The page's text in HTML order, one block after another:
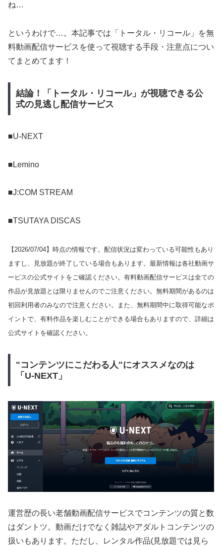
ね…
というわけで…。本記事では「トータル・リコール」を無
料動画配信サービスを使って視聴する手段・注意点につい
てまとめてます！
結論！「トータル・リコール」が視聴できる公
式の見逃し配信サービス
■U-NEXT
■Lemino
■J:COM STREAM
■TSUTAYA DISCAS
【2026/07/04】時点の情報です。配信状況は変わっている可能性もあり
ますし、見放題が終了している場合もあります。最新情報は各社動画サ
ービスの公式サイトをご確認ください。有料動画配信サービスは全ての
作品が見放題とは限りませんのでご注意ください。無料期間があるのは
初回利用者のみなので注意ください。また、無料期間中に取得可能なポ
イントで、有料作品を楽しむことができる場合もありますので、詳細は
公式サイトを確認ください。
"コンテンツにこだわる人"にオススメなのは
「U-NEXT」
運営歴の長い老舗動画配信サービスでコンテンツの質と数
はダントツ。動画だけでなく雑誌やアダルトコンテンツの
扱いもあります。ただし、レンタル作品(見放題では見ら